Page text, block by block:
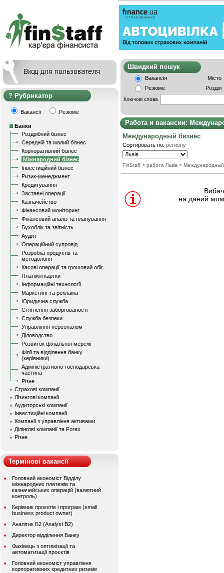
Рубрикатор
Вакансії Резюме
Банки
Роздрібний бізнес
Середній та малий бізнес
Корпоративний бізнес
Міжнародний бізнес
Інвестиційний бізнес
Ризик-менеджмент
Кредитування
Заставні операції
Казначейство
Фінансовий моніторинг
Фінансовий аналіз та планування
Бухоблік та звітність
Аудит
Операційний супровід
Розробка продуктів та
методологія
Касові операції та грошовий обіг
Платіжні картки
Інформаційні технології
Маркетинг та реклама
Юридична служба
Стягнення заборгованості
Служба безпеки
Управління персоналом
Діловодство
Розвиток філіальної мережі
Філії та відділення банку
(керівники)
Адміністративно-господарська
частина
Різне
Страхові компанії
Лізингові компанії
Аудиторські компанії
Інвестиційні компанії
Компанії з управління активами
Ділінгові компанії та Forex
Різне
Термінові вакансії
Головний економіст Відділу
міжнародних платежів та
казначейських операцій (валютний
контроль)
Керівник проєктів і програм (small
business product owner)
Аналітик Б2 (Analyst B2)
Директор відділення Банку
Фахівець з оптимізації та
автоматизації проєктів
Головний економіст управління
корпоративних кредитних ризиків
Швидкий
Вакансія
Місто
Резюме
Розділ
Ключові слова
Работа и вакансии:
Международный бизнес
Сортировать по: региону
FinStaff > работа Львів > Международный
на даний